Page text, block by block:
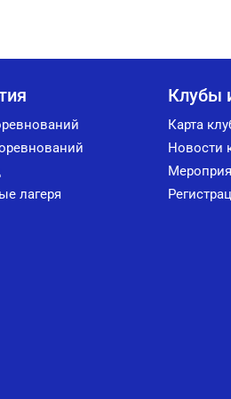
лагеря
Клубы
Карта
Новости